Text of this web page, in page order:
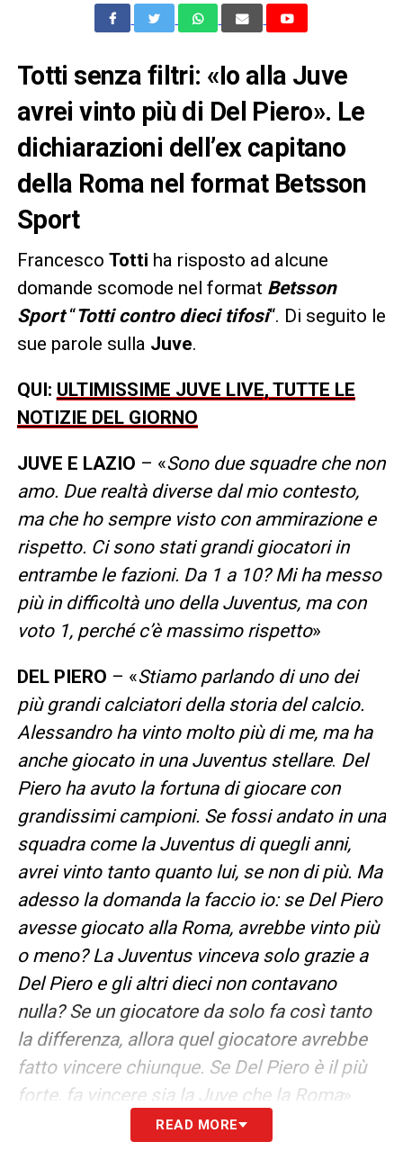
Totti senza filtri: «Io alla Juve
avrei vinto più di Del Piero». Le
dichiarazioni dell’ex capitano
della Roma nel format Betsson
Sport
Francesco Totti ha risposto ad alcune
domande scomode nel format Betsson
Sport“Totti contro dieci tifosi“. Di seguito le
sue parole sulla Juve.
QUI: ULTIMISSIME JUVE LIVE, TUTTE LE
NOTIZIE DEL GIORNO
JUVE E LAZIO – «Sono due squadre che non
amo. Due realtà diverse dal mio contesto,
ma che ho sempre visto con ammirazione e
rispetto. Ci sono stati grandi giocatori in
entrambe le fazioni. Da 1 a 10? Mi ha messo
più in difficoltà uno della Juventus, ma con
voto 1, perché c’è massimo rispetto»
DEL PIERO – «Stiamo parlando di uno dei
più grandi calciatori della storia del calcio.
Alessandro ha vinto molto più di me, ma ha
anche giocato in una Juventus stellare. Del
Piero ha avuto la fortuna di giocare con
grandissimi campioni. Se fossi andato in una
squadra come la Juventus di quegli anni,
avrei vinto tanto quanto lui, se non di più. Ma
adesso la domanda la faccio io: se Del Piero
avesse giocato alla Roma, avrebbe vinto più
o meno? La Juventus vinceva solo grazie a
Del Piero e gli altri dieci non contavano
nulla? Se un giocatore da solo fa così tanto
la differenza, allora quel giocatore avrebbe
fatto vincere chiunque. Se Del Piero è il più
forte, fa vincere sia la Juve che la Roma»
Roma non è Torino.
READ MORE